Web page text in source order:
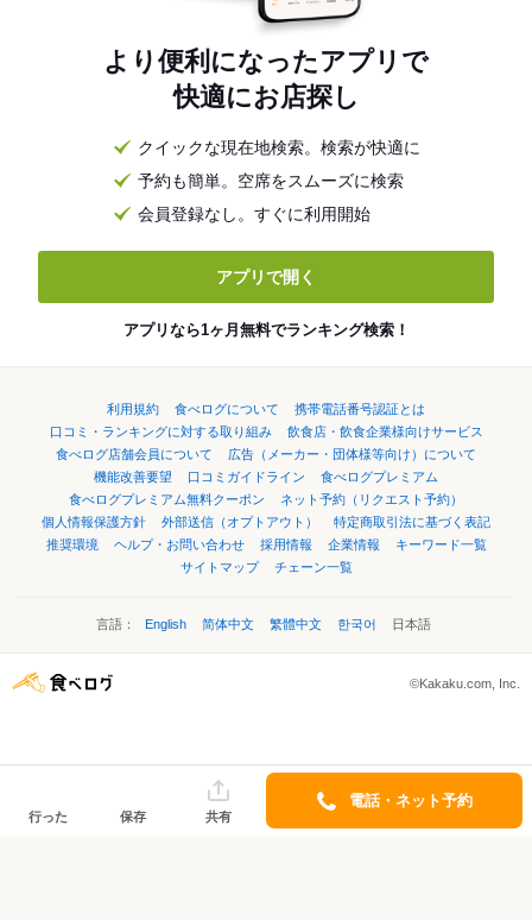
より便利になったアプリで
快適にお店探し
クイックな現在地検索。検索が快適に
予約も簡単。空席をスムーズに検索
会員登録なし。すぐに利用開始
アプリで開く
アプリなら1ヶ月無料でランキング検索！
利用規約 食べログについて
携帯電話番号認証とは
口コミ・ランキングに対する取り組み
飲食店・飲食企業様向けサービス
食べログ店舗会員について
広告（メーカー・団体様等向け）について
機能改善要望
口コミガイドライン
食べログプレミアム
食べログプレミアム無料クーポン
ネット予約（リクエスト予約）
個人情報保護方針
外部送信（オプトアウト）
特定商取引法に基づく表記
推奨環境
ヘルプ・お問い合わせ 採用情報 企業情報
キーワード一覧
サイトマップ
チェーン一覧
言語： English 简体中文 繁體中文 한국어 日本語
©Kakaku.com, Inc.
行った 保存 共有
電話・ネット予約